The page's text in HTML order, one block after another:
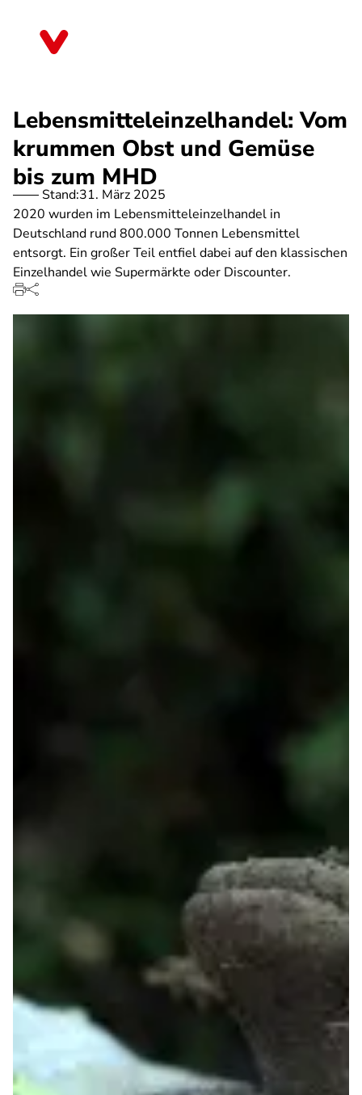
Lebensmitteleinzelhandel: Vom
krummen Obst und Gemüse
bis zum MHD
Stand:31. März 2025
2020 wurden im Lebensmitteleinzelhandel in
Deutschland rund 800.000 Tonnen Lebensmittel
entsorgt. Ein großer Teil entfiel dabei auf den klassischen
Einzelhandel wie Supermärkte oder Discounter.